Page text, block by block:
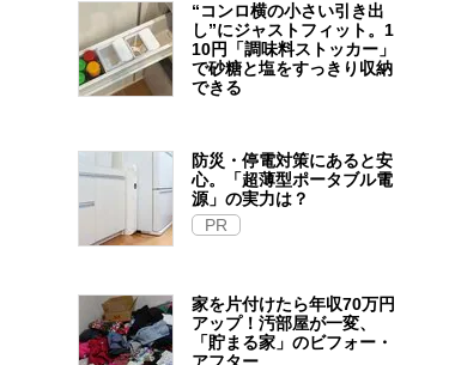
“コンロ横の小さい引き出
し”にジャストフィット。1
10円「調味料ストッカー」
で砂糖と塩をすっきり収納
できる
防災・停電対策にあると安
心。「超薄型ポータブル電
源」の実力は？​
PR
家を片付けたら年収70万円
アップ！汚部屋が一変、
「貯まる家」のビフォー・